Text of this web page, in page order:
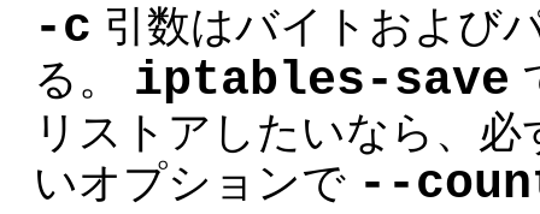
-c 引数はバイトおよび
る。 iptables-save
リストアしたいなら、
いオプションで --